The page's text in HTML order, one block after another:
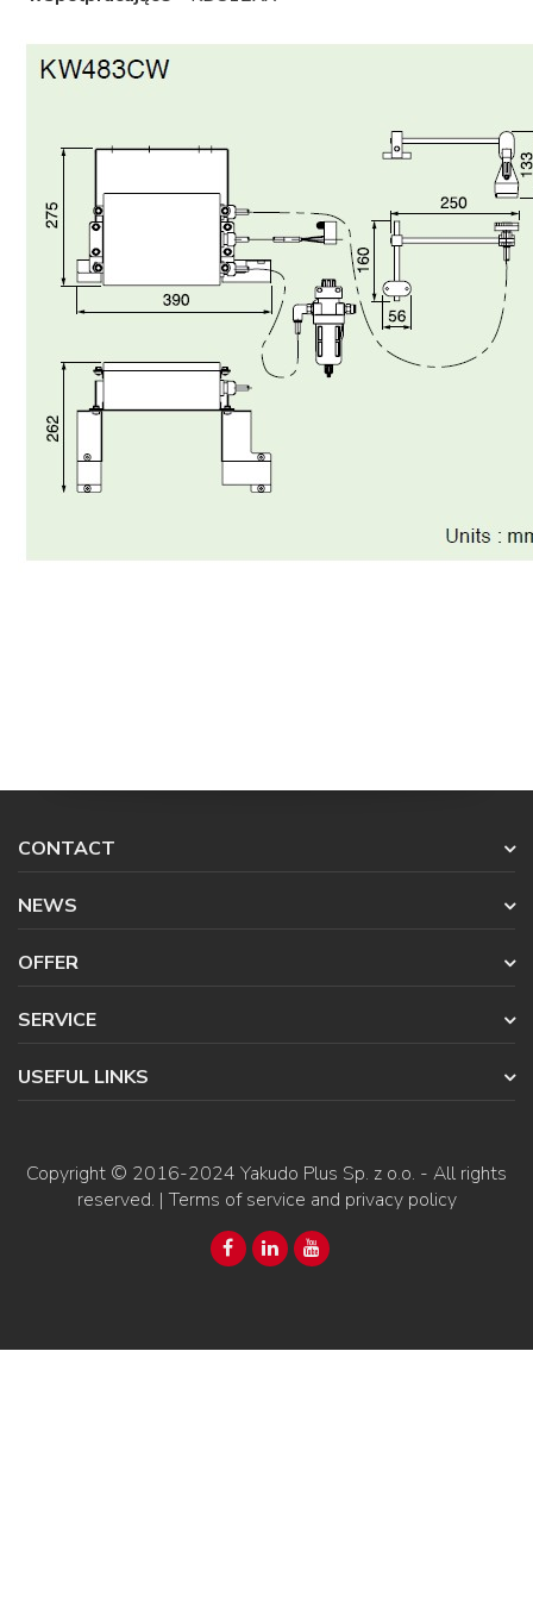
CONTACT
NEWS
OFFER
SERVICE
USEFUL LINKS
Copyright © 2016-2024 Yakudo Plus Sp. z o.o. - All rights
reserved. |Terms of service and privacy policy